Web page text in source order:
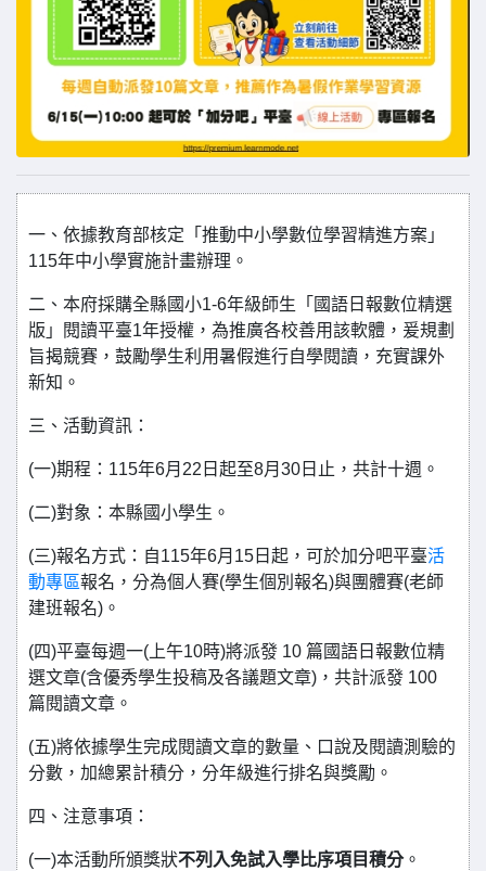
一、依據教育部核定「推動中小學數位學習精進方案」
115年中小學實施計畫辦理。
二、本府採購全縣國小1-6年級師生「國語日報數位精選
版」閱讀平臺1年授權，為推廣各校善用該軟體，爰規劃
旨揭競賽，鼓勵學生利用暑假進行自學閱讀，充實課外
新知。
三、活動資訊：
(一)期程：115年6月22日起至8月30日止，共計十週。
(二)對象：本縣國小學生。
(三)報名方式：自115年6月15日起，可於加分吧平臺活
動專區報名，分為個人賽(學生個別報名)與團體賽(老師
建班報名)。
(四)平臺每週一(上午10時)將派發 10 篇國語日報數位精
選文章(含優秀學生投稿及各議題文章)，共計派發 100
篇閱讀文章。
(五)將依據學生完成閱讀文章的數量、口說及閱讀測驗的
分數，加總累計積分，分年級進行排名與獎勵。
四、注意事項：
(一)本活動所頒獎狀不列入免試入學比序項目積分。